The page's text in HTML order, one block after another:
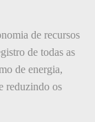
de recursos
de todas as
de energia,
reduzindo os